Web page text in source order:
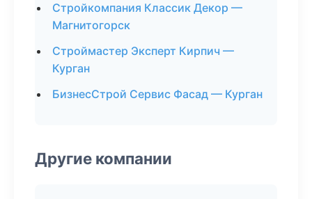
Стройкомпания Классик Декор —
Магнитогорск
Строймастер Эксперт Кирпич —
Курган
БизнесСтрой Сервис Фасад — Курган
Другие компании